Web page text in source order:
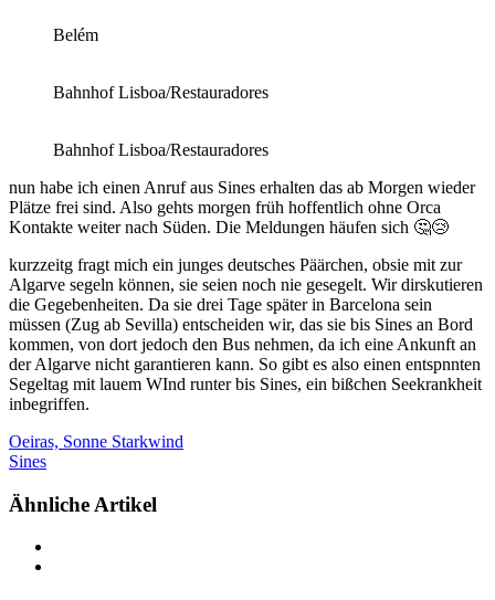
Belém
Bahnhof Lisboa/Restauradores
Bahnhof Lisboa/Restauradores
nun habe ich einen Anruf aus Sines erhalten das ab Morgen wieder
Plätze frei sind. Also gehts morgen früh hoffentlich ohne Orca
Kontakte weiter nach Süden. Die Meldungen häufen sich 🤔😢
kurzzeitg fragt mich ein junges deutsches Päärchen, obsie mit zur
Algarve segeln können, sie seien noch nie gesegelt. Wir dirskutieren
die Gegebenheiten. Da sie drei Tage später in Barcelona sein
müssen (Zug ab Sevilla) entscheiden wir, das sie bis Sines an Bord
kommen, von dort jedoch den Bus nehmen, da ich eine Ankunft an
der Algarve nicht garantieren kann. So gibt es also einen entspnnten
Segeltag mit lauem WInd runter bis Sines, ein bißchen Seekrankheit
inbegriffen.
Oeiras, Sonne Starkwind
Sines
Ähnliche Artikel